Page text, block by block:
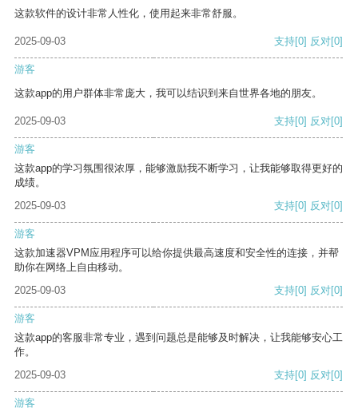
这款软件的设计非常人性化，使用起来非常舒服。
2025-09-03 支持[0] 反对[0]
游客
这款app的用户群体非常庞大，我可以结识到来自世界各地的朋友。
2025-09-03 支持[0] 反对[0]
游客
这款app的学习氛围很浓厚，能够激励我不断学习，让我能够取得更好的
成绩。
2025-09-03
支持[0] 反对[0]
游客
这款加速器VPM应用程序可以给你提供最高速度和安全性的连接，并帮
助你在网络上自由移动。
2025-09-03
支持[0] 反对[0]
游客
这款app的客服非常专业，遇到问题总是能够及时解决，让我能够安心工
作。
2025-09-03
支持[0] 反对[0]
游客